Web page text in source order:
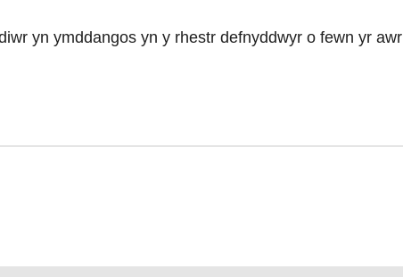
yn ymddangos yn y rhestr defnyddwyr o fewn yr awr